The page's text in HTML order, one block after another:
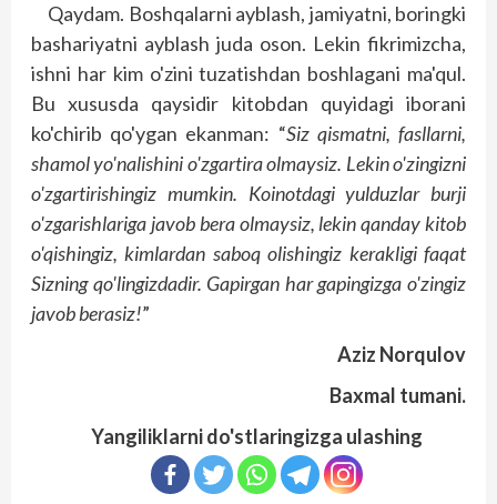
Qaydam. Boshqalarni ayblash, jamiyatni, boringki
bashariyatni ayblash juda oson. Lekin fikrimizcha,
ishni har kim o'zini tuzatishdan boshlagani ma'qul.
Bu xususda qaysidir kitobdan quyidagi iborani
ko'chirib qo'ygan ekanman: “Siz qismatni, fasllarni,
shamol yo'nalishini o'zgartira olmaysiz. Lekin o'zingizni
o'zgartirishingiz mumkin. Koinotdagi yulduzlar burji
o'zgarishlariga javob bera olmaysiz, lekin qanday kitob
o'qishingiz, kimlardan saboq olishingiz kerakligi faqat
Sizning qo'lingizdadir. Gapirgan har gapingizga o'zingiz
javob berasiz!”
Aziz Norqulov
Baxmal tumani.
Yangiliklarni do'stlaringizga ulashing